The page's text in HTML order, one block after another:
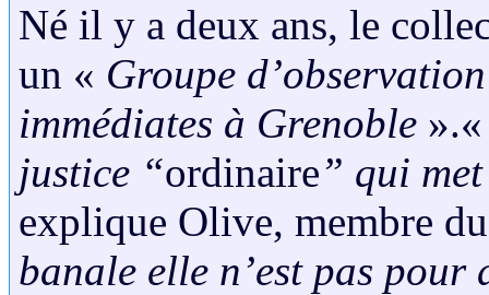
Né il y a deux ans, le
un « Groupe
immédiates à Grenoble
justice “ordinaire” qui
explique Olive, membre
banale elle n’est pas